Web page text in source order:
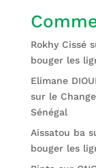
Rokhy Cissé
bouger les
Elimane
sur le
Sénégal
Aissatou ba
bouger les